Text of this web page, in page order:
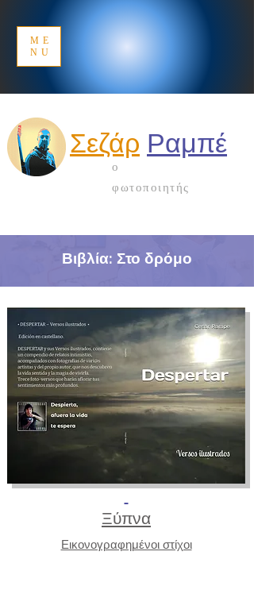
ME
NU
Σεζάρ Ραμπέ
ο
φωτοποιητής
Βιβλία: Στο δρόμο
Ξύπνα
Εικονογραφημένοι στίχοι